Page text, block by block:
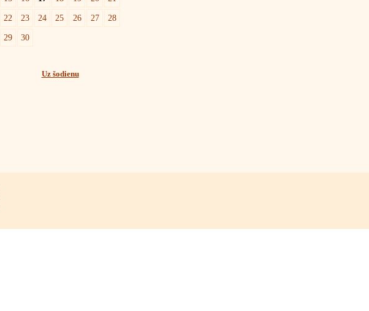
22
23 24 25 26 27
28
29
30
Uz šodienu